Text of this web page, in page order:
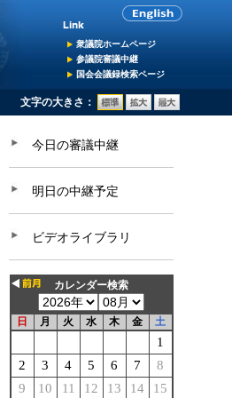
衆議院ホームページ
参議院審議中継
国会会議録検索ページ
文字の大きさ：
今日の審議中継
明日の中継予定
ビデオライブラリ
カレンダー検索
日 月 火 水 木 金 土
1
2
3 4 5 6 7
8
9
10 11 12 13 14
15